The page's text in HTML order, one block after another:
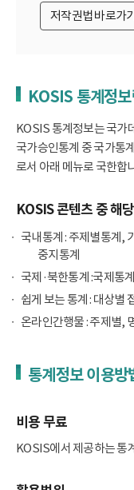
저작권법 바로가
KOSIS 통계정
KOSIS 통계정보는 국가
국가승인통계 중 국가통
로서 아래 메뉴로 국한합
KOSIS 콘텐츠 중 해
국내통계 : 주제별통계,
중지통계
국제·북한통계 :국제통
쉽게 보는 통계 : 대상별
온라인간행물 : 주제별,
통계정보 이용방
비용 무료
KOSIS에서 제공하는 통